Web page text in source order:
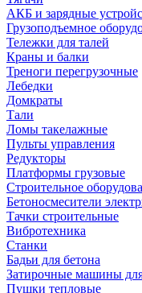
АКБ и зарядные
Грузоподъемное
Тележки для талей
Краны и балки
Треноги перегрузочные
Лебедки
Домкраты
Тали
Ломы такелажные
Пульты управления
Редукторы
Платформы грузовые
Строительное
Бетоносмесители
Тачки строительные
Вибротехника
Станки
Бадьи для бетона
Затирочные машины
Пушки тепловые